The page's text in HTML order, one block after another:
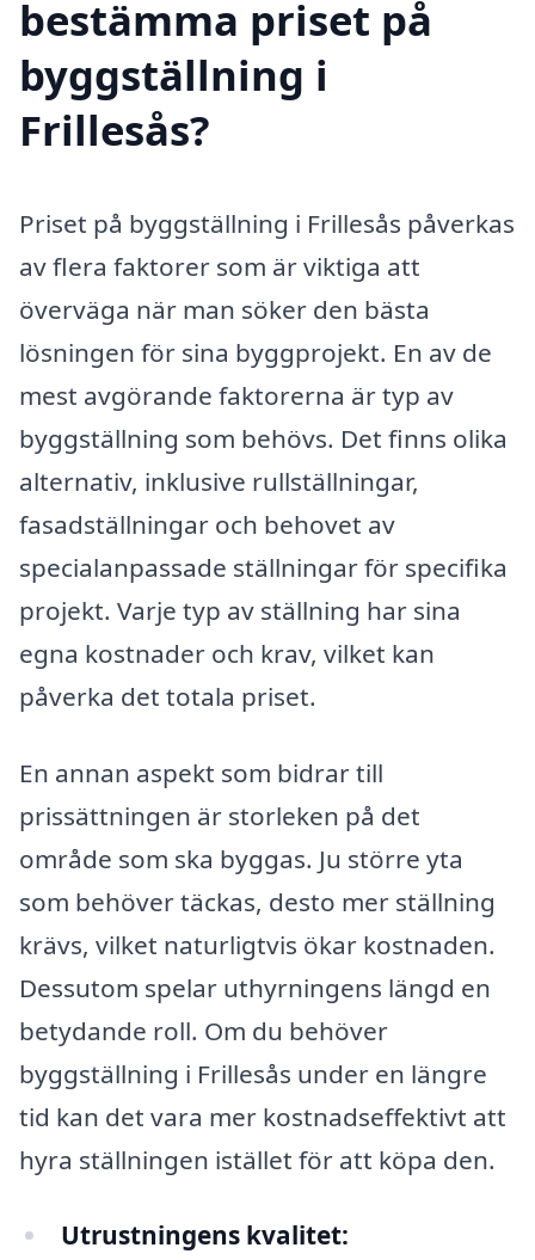
bestämma priset på
byggställning i
Frillesås?
Priset på byggställning i Frillesås påverkas
av flera faktorer som är viktiga att
överväga när man söker den bästa
lösningen för sina byggprojekt. En av de
mest avgörande faktorerna är typ av
byggställning som behövs. Det finns olika
alternativ, inklusive rullställningar,
fasadställningar och behovet av
specialanpassade ställningar för specifika
projekt. Varje typ av ställning har sina
egna kostnader och krav, vilket kan
påverka det totala priset.
En annan aspekt som bidrar till
prissättningen är storleken på det
område som ska byggas. Ju större yta
som behöver täckas, desto mer ställning
krävs, vilket naturligtvis ökar kostnaden.
Dessutom spelar uthyrningens längd en
betydande roll. Om du behöver
byggställning i Frillesås under en längre
tid kan det vara mer kostnadseffektivt att
hyra ställningen istället för att köpa den.
Utrustningens kvalitet: